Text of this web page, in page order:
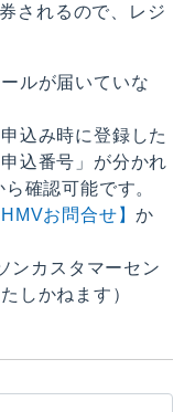
されるので、レジ
ルが届いていな
込み時に登録した
込番号」が分かれ
ら確認可能です。
HMVお問合せ】か
ンカスタマーセン
しかねます）